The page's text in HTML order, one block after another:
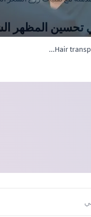
تحسين المظهر
Hair